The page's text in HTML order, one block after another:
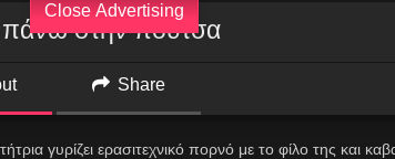
Close Advertising
πάνω στην πούτσα
Share
γυρίζει ερασιτεχνικό πορνό με το φίλο της και